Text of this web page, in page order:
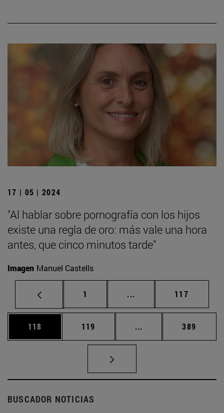
17 | 05 | 2024
"Al hablar sobre pornografía con los hijos
existe una regla de oro: más vale una hora
antes, que cinco minutos tarde"
Imagen Manuel Castells
Página
1 ... Páginas intermedias
Página
117
Página
118 Página
119 ... Páginas intermedias
Página
389
BUSCADOR NOTICIAS